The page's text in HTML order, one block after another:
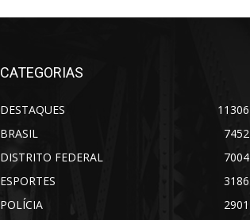
CATEGORIAS
DESTAQUES
11306
BRASIL
7452
DISTRITO FEDERAL
7004
ESPORTES
3186
POLÍCIA
2901